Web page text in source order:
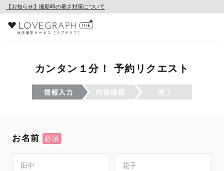
【お知らせ】撮影時の暑さ対策について
カンタン１分！ 予約リクエスト
お名前